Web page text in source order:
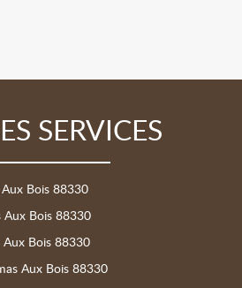
SERVICES
Aux Bois 88330
Aux Bois 88330
Aux Bois 88330
Aux Bois 88330